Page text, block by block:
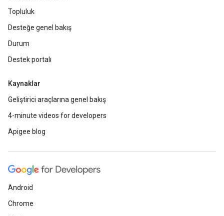
Topluluk
Desteğe genel bakış
Durum
Destek portalı
Kaynaklar
Geliştirici araçlarına genel bakış
4-minute videos for developers
Apigee blog
Android
Chrome